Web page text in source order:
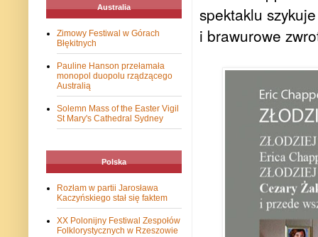
spektaklu
i brawurowe
Australia
Zimowy Festiwal w Górach
Błękitnych
Pauline Hanson przełamała
monopol duopolu rządzącego
Australią
Solemn Mass of the Easter Vigil
St Mary's Cathedral Sydney
Polska
Rozłam w partii Jarosława
Kaczyńskiego stał się faktem
XX Polonijny Festiwal Zespołów
Folklorystycznych w Rzeszowie